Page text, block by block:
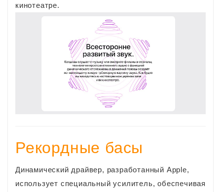
кинотеатре.
Рекордные басы
Динамический драйвер, разработанный Apple,
использует специальный усилитель, обеспечивая